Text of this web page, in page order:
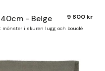
- Beige 9 800 kr
i skuren lugg och bouclé